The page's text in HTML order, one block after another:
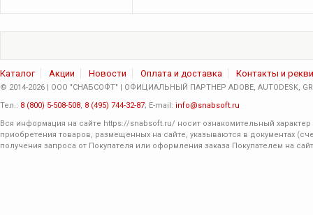
Каталог Акции Новости Оплата и доставка Контакты и
© 2014-2026 | ООО "СНАБСОФТ" | ОФИЦИАЛЬНЫЙ ПАРТНЕР ADOBE, AUTODESK,
Тел.: 8 (800) 5-508-508, 8 (495) 744-32-87; E-mail: info@snabsoft.ru
Вся информация на сайте https://snabsoft.ru/ носит ознакомительный
приобретения товаров, размещенных на сайте, указываются в документах
получения запроса от Покупателя или оформления заказа Покупателем на